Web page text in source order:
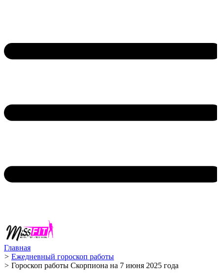
Главная
> Ежедневный гороскоп работы
> Гороскоп работы Скорпиона на 7 июня 2025 года